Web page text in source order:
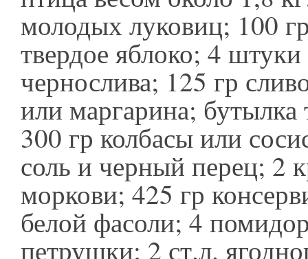
молодых луковиц; 100
твердое яблоко; 4
чернослива; 125 гр
или маргарина; бутылка
300 гр колбасы или
соль и черный перец; 2
моркови; 425 гр
белой фасоли; 4
петрушки; 2 ст.л.